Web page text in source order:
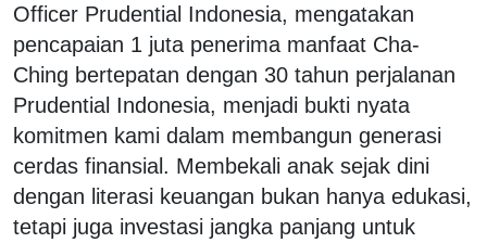
Officer Prudential Indonesia, mengatakan
pencapaian 1 juta penerima manfaat Cha-
Ching bertepatan dengan 30 tahun perjalanan
Prudential Indonesia, menjadi bukti nyata
komitmen kami dalam membangun generasi
cerdas finansial. Membekali anak sejak dini
dengan literasi keuangan bukan hanya edukasi,
tetapi juga investasi jangka panjang untuk